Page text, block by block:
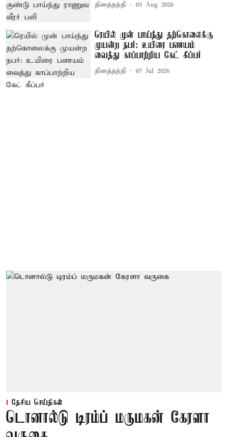
தினத்தந்தி 03 Aug 2026
ரெயில் முன் பாய்ந்து தற்கொலைக்கு
முயன்ற நபர்: உயிரை பணயம்
வைத்து காப்பாற்றிய கேட் கீப்பர்
தினத்தந்தி 07 Jul 2026
தேசிய செய்திகள்
டொனால்டு டிரம்ப் மருமகன் கேரளா